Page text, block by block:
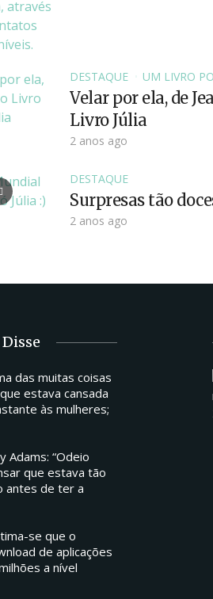
DESTAQUE UM LIVRO
Velar por ela, de
Livro Júlia
2 anos ago
DESTAQUE
Surpresas tão
2 anos ago
das muitas coisas
estava cansada
às mulheres;
Adams: “Odeio
que estava tão
antes de ter a
se que o
de aplicações
a nível